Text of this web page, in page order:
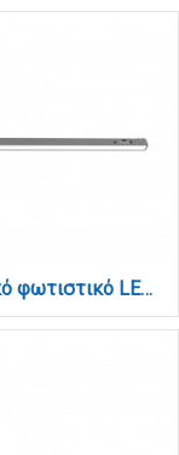
Γραμμικό φωτιστικό LED 20W 3CCT για Ultra Thin ράγα σε μαύρη απόχρωση D:61,5X2,6X2,4cm (TMU0060-Black)